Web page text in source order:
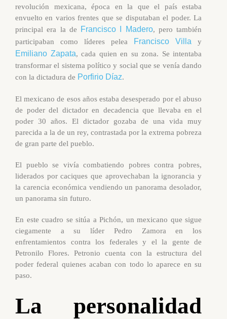
revolución mexicana, época en la que el país estaba
envuelto en varios frentes que se disputaban el poder. La
principal era la de
Francisco I Madero, pero también
participaban como líderes pelea
Francisco Villa y
Emiliano Zapata, cada quien en su zona. Se intentaba
transformar el sistema político y social que se venía dando
con la dictadura de Porfirio Díaz.
El mexicano de esos años estaba desesperado por el abuso
de poder del dictador en decadencia que llevaba en el
poder 30 años. El dictador gozaba de una vida muy
parecida a la de un rey, contrastada por la extrema pobreza
de gran parte del pueblo.
El pueblo se vivía combatiendo pobres contra pobres,
liderados por caciques que aprovechaban la ignorancia y
la carencia económica vendiendo un panorama desolador,
un panorama sin futuro.
En este cuadro se sitúa a Pichón, un mexicano que sigue
ciegamente a su líder Pedro Zamora en los
enfrentamientos contra los federales y el la gente de
Petronilo Flores. Petronio cuenta con la estructura del
poder federal quienes acaban con todo lo aparece en su
paso.
La personalidad